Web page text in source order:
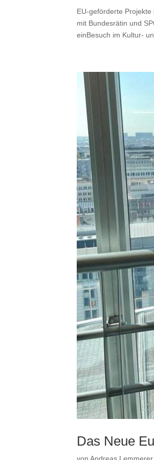
EU-geförderte
mit Bundesrätin und
einBesuch im Kultur-
Das Neue